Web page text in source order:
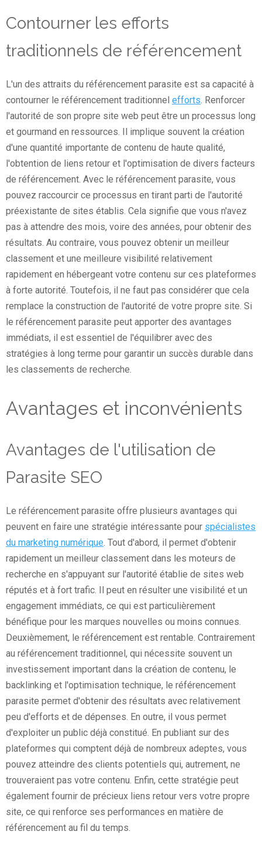
Contourner les efforts
traditionnels de référencement
L'un des attraits du référencement parasite est sa capacité à
contourner le référencement traditionnel efforts. Renforcer
l'autorité de son propre site web peut être un processus long
et gourmand en ressources. Il implique souvent la création
d'une quantité importante de contenu de haute qualité,
l'obtention de liens retour et l'optimisation de divers facteurs
de référencement. Avec le référencement parasite, vous
pouvez raccourcir ce processus en tirant parti de l'autorité
préexistante de sites établis. Cela signifie que vous n'avez
pas à attendre des mois, voire des années, pour obtenir des
résultats. Au contraire, vous pouvez obtenir un meilleur
classement et une meilleure visibilité relativement
rapidement en hébergeant votre contenu sur ces plateformes
à forte autorité. Toutefois, il ne faut pas considérer que cela
remplace la construction de l'autorité de votre propre site. Si
le référencement parasite peut apporter des avantages
immédiats, il est essentiel de l'équilibrer avec des
stratégies à long terme pour garantir un succès durable dans
les classements de recherche.
Avantages et inconvénients
Avantages de l'utilisation de
Parasite SEO
Le référencement parasite offre plusieurs avantages qui
peuvent en faire une stratégie intéressante pour spécialistes
du marketing numérique. Tout d'abord, il permet d'obtenir
rapidement un meilleur classement dans les moteurs de
recherche en s'appuyant sur l'autorité établie de sites web
réputés et à fort trafic. Il peut en résulter une visibilité et un
engagement immédiats, ce qui est particulièrement
bénéfique pour les marques nouvelles ou moins connues.
Deuxièmement, le référencement est rentable. Contrairement
au référencement traditionnel, qui nécessite souvent un
investissement important dans la création de contenu, le
backlinking et l'optimisation technique, le référencement
parasite permet d'obtenir des résultats avec relativement
peu d'efforts et de dépenses. En outre, il vous permet
d'exploiter un public déjà constitué. En publiant sur des
plateformes qui comptent déjà de nombreux adeptes, vous
pouvez atteindre des clients potentiels qui, autrement, ne
trouveraient pas votre contenu. Enfin, cette stratégie peut
également fournir de précieux liens retour vers votre propre
site, ce qui renforce ses performances en matière de
référencement au fil du temps.